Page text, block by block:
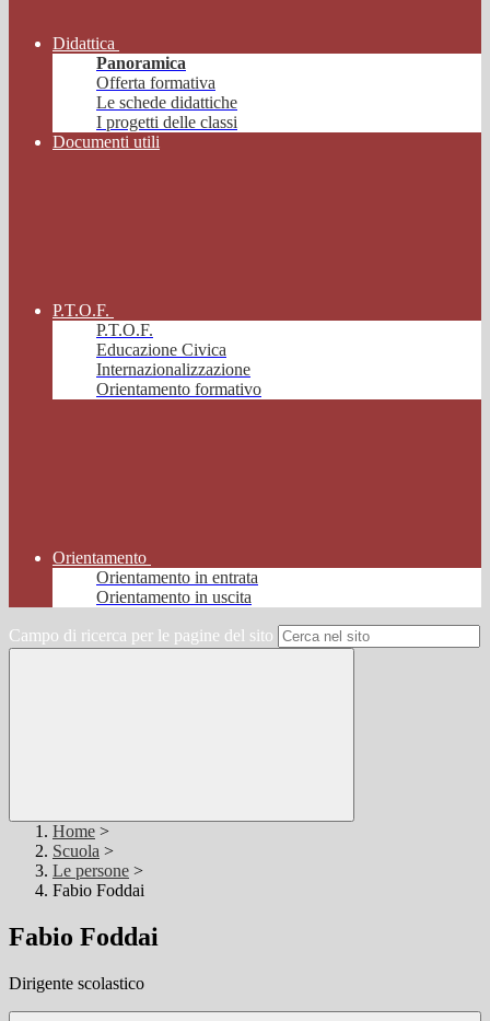
Didattica
Panoramica
Offerta formativa
Le schede didattiche
I progetti delle classi
Documenti utili
P.T.O.F.
P.T.O.F.
Educazione Civica
Internazionalizzazione
Orientamento formativo
Orientamento
Orientamento in entrata
Orientamento in uscita
Campo di ricerca per le pagine del sito
Home >
Scuola >
Le persone >
Fabio Foddai
Fabio Foddai
Dirigente scolastico